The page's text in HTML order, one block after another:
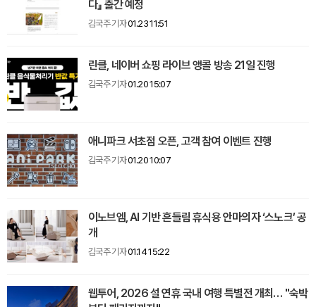
다』 출간 예정
김국주 기자01.23 11:51
린클, 네이버 쇼핑 라이브 앵콜 방송 21일 진행
김국주 기자01.20 15:07
애니파크 서초점 오픈, 고객 참여 이벤트 진행
김국주 기자01.20 10:07
이노브엠, AI 기반 흔들림 휴식용 안마의자 ‘스노크’ 공
개
김국주 기자01.14 15:22
웹투어, 2026 설 연휴 국내 여행 특별전 개최… "숙박